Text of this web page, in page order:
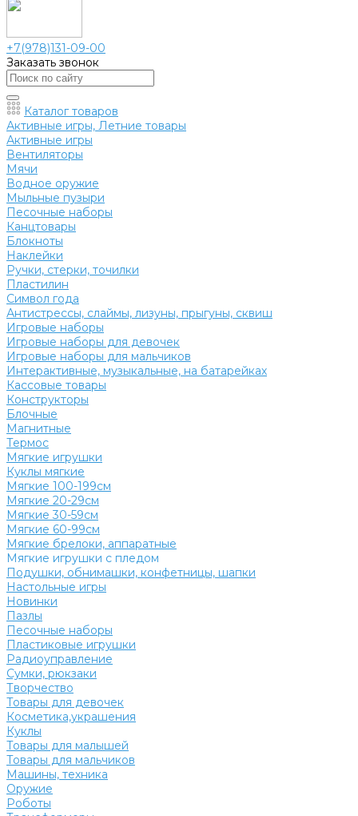
+7(978)131-09-00
Заказать звонок
Каталог товаров
Активные игры, Летние товары
Активные игры
Вентиляторы
Мячи
Водное оружие
Мыльные пузыри
Песочные наборы
Канцтовары
Блокноты
Наклейки
Ручки, стерки, точилки
Пластилин
Символ года
Антистрессы, слаймы, лизуны, прыгуны, сквиш
Игровые наборы
Игровые наборы для девочек
Игровые наборы для мальчиков
Интерактивные, музыкальные, на батарейках
Кассовые товары
Конструкторы
Блочные
Магнитные
Термос
Мягкие игрушки
Куклы мягкие
Мягкие 100-199см
Мягкие 20-29см
Мягкие 30-59см
Мягкие 60-99см
Мягкие брелоки, аппаратные
Мягкие игрушки с пледом
Подушки, обнимашки, конфетницы, шапки
Настольные игры
Новинки
Пазлы
Песочные наборы
Пластиковые игрушки
Радиоуправление
Сумки, рюкзаки
Творчество
Товары для девочек
Косметика,украшения
Куклы
Товары для малышей
Товары для мальчиков
Машины, техника
Оружие
Роботы